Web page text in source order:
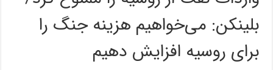
بلینکن: می‌خواهیم هزینه جنگ را
برای روسیه افزایش دهیم